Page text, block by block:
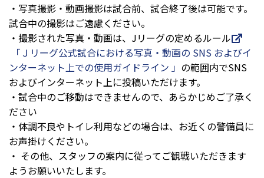
・写真撮影・動画撮影は試合前、試合終了後は可能です。
試合中の撮影はご遠慮ください。
・撮影された写真・動画は、Jリーグの定めるルール
「Ｊリーグ公式試合における写真・動画の SNS およびイ
ンターネット上での使用ガイドライン 」 の範囲内でSNS
およびインターネット上に投稿いただけます。
・試合中のご移動はできませんので、あらかじめご了承く
ださい
・体調不良やトイレ利用などの場合は、お近くの警備員に
お声掛けください。
・ その他、スタッフの案内に従ってご観戦いただきます
ようお願いいたします。